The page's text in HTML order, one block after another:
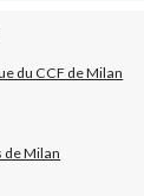
du CCF de Milan
de Milan